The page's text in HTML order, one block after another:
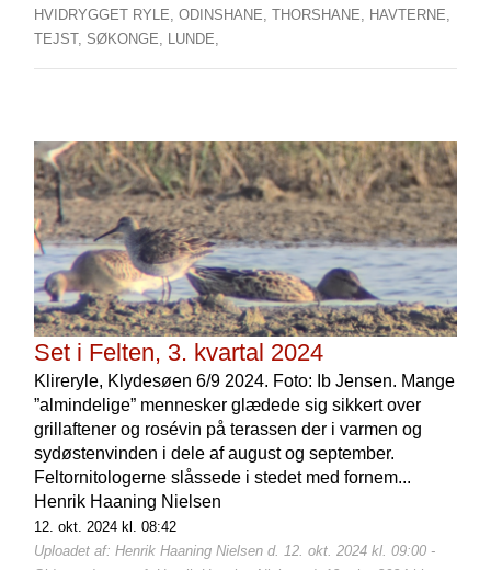
HVIDRYGGET RYLE, ODINSHANE, THORSHANE, HAVTERNE,
TEJST, SØKONGE, LUNDE,
Set i Felten, 3. kvartal 2024
Klireryle, Klydesøen 6/9 2024. Foto: Ib Jensen. Mange
”almindelige” mennesker glædede sig sikkert over
grillaftener og rosévin på terassen der i varmen og
sydøstenvinden i dele af august og september.
Feltornitologerne slåssede i stedet med fornem...
Henrik Haaning Nielsen
12. okt. 2024 kl. 08:42
Uploadet af: Henrik Haaning Nielsen d. 12. okt. 2024 kl. 09:00 -